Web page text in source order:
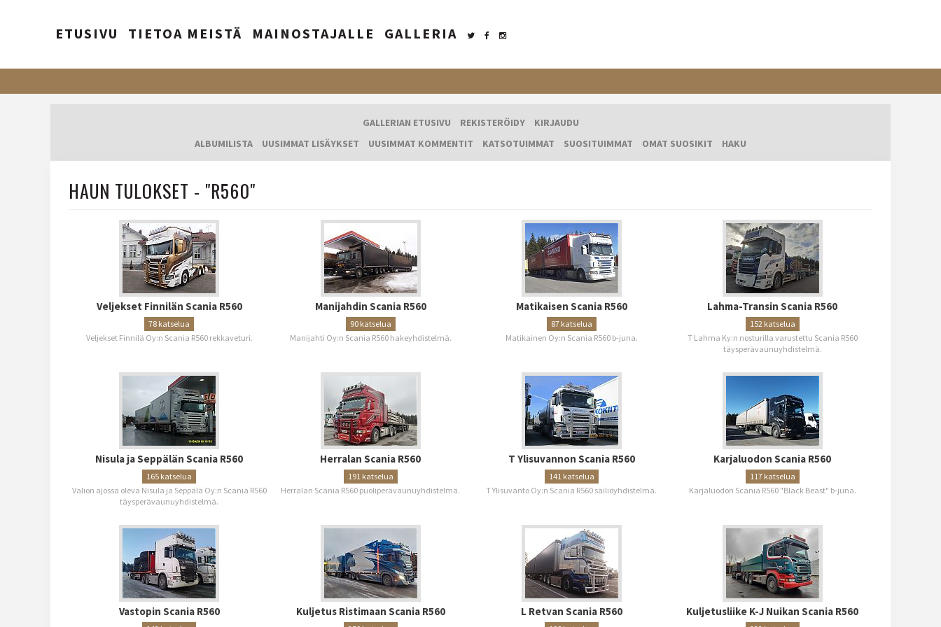
ETUSIVU TIETOA MEISTÄ MAINOSTAJALLE GALLERIA
GALLERIAN ETUSIVU REKISTERÖIDY
KIRJAUDU
ALBUMILISTA
UUSIMMAT LISÄYKSET UUSIMMAT KOMMENTIT KATSOTUIMMAT SUOSITUIMMAT OMAT SUOSIKIT HAKU
HAUN TULOKSET - "R560"
Veljekset Finnilän Scania R560
78 katselua
Veljekset Finnilä Oy:n Scania R560 rekkaveturi.
Manijahdin Scania R560
90 katselua
Manijahti Oy:n Scania R560 hakeyhdistelmä.
Matikaisen Scania R560
87 katselua
Matikainen Oy:n Scania R560 b-juna.
Lahma-Transin Scania R560
152 katselua
T Lahma Ky:n nosturilla varustettu Scania R560
täysperävaunuyhdistelmä.
Nisula ja Seppälän Scania R560
165 katselua
Valion ajossa oleva Nisula ja Seppälä Oy:n Scania R560
täysperävaunuyhdistelmä.
Herralan Scania R560
191 katselua
Herralan Scania R560 puoliperävaunuyhdistelmä.
T Ylisuvannon Scania R560
141 katselua
T Ylisuvanto Oy:n Scania R560 säiliöyhdistelmä.
Karjaluodon Scania R560
117 katselua
Karjaluodon Scania R560 "Black Beast" b-juna.
Vastopin Scania R560 Kuljetus Ristimaan Scania R560 L Retvan Scania R560 Kuljetusliike K-J Nuikan Scania R560